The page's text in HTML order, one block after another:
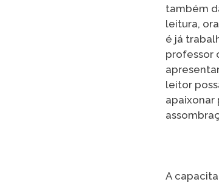
também
leitura,
é já
professor
leitor
apaixonar
A